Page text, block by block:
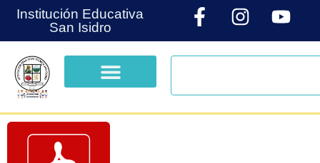
Institución Educativa
San Isidro